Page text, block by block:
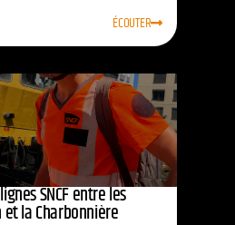
ÉCOUTER
SNCF entre les
et la Charbonnière